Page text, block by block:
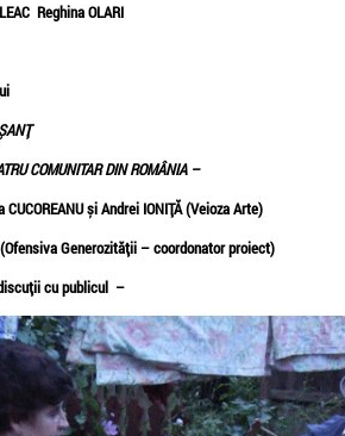
Reghina OLARI
COMUNITAR DIN ROMÂNIA –
și Andrei IONIȚĂ (Veioza Arte)
(Ofensiva Generozității – coordonator proiect)
cu publicul –